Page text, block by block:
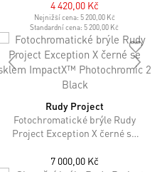
4 420,00 Kč
Nejnižší cena: 5 200,00 Kč
Standardní cena: 5 200,00 Kč
Rudy Project
Fotochromatické brýle Rudy
Project Exception X černé se
2 Black
7 000,00 Kč